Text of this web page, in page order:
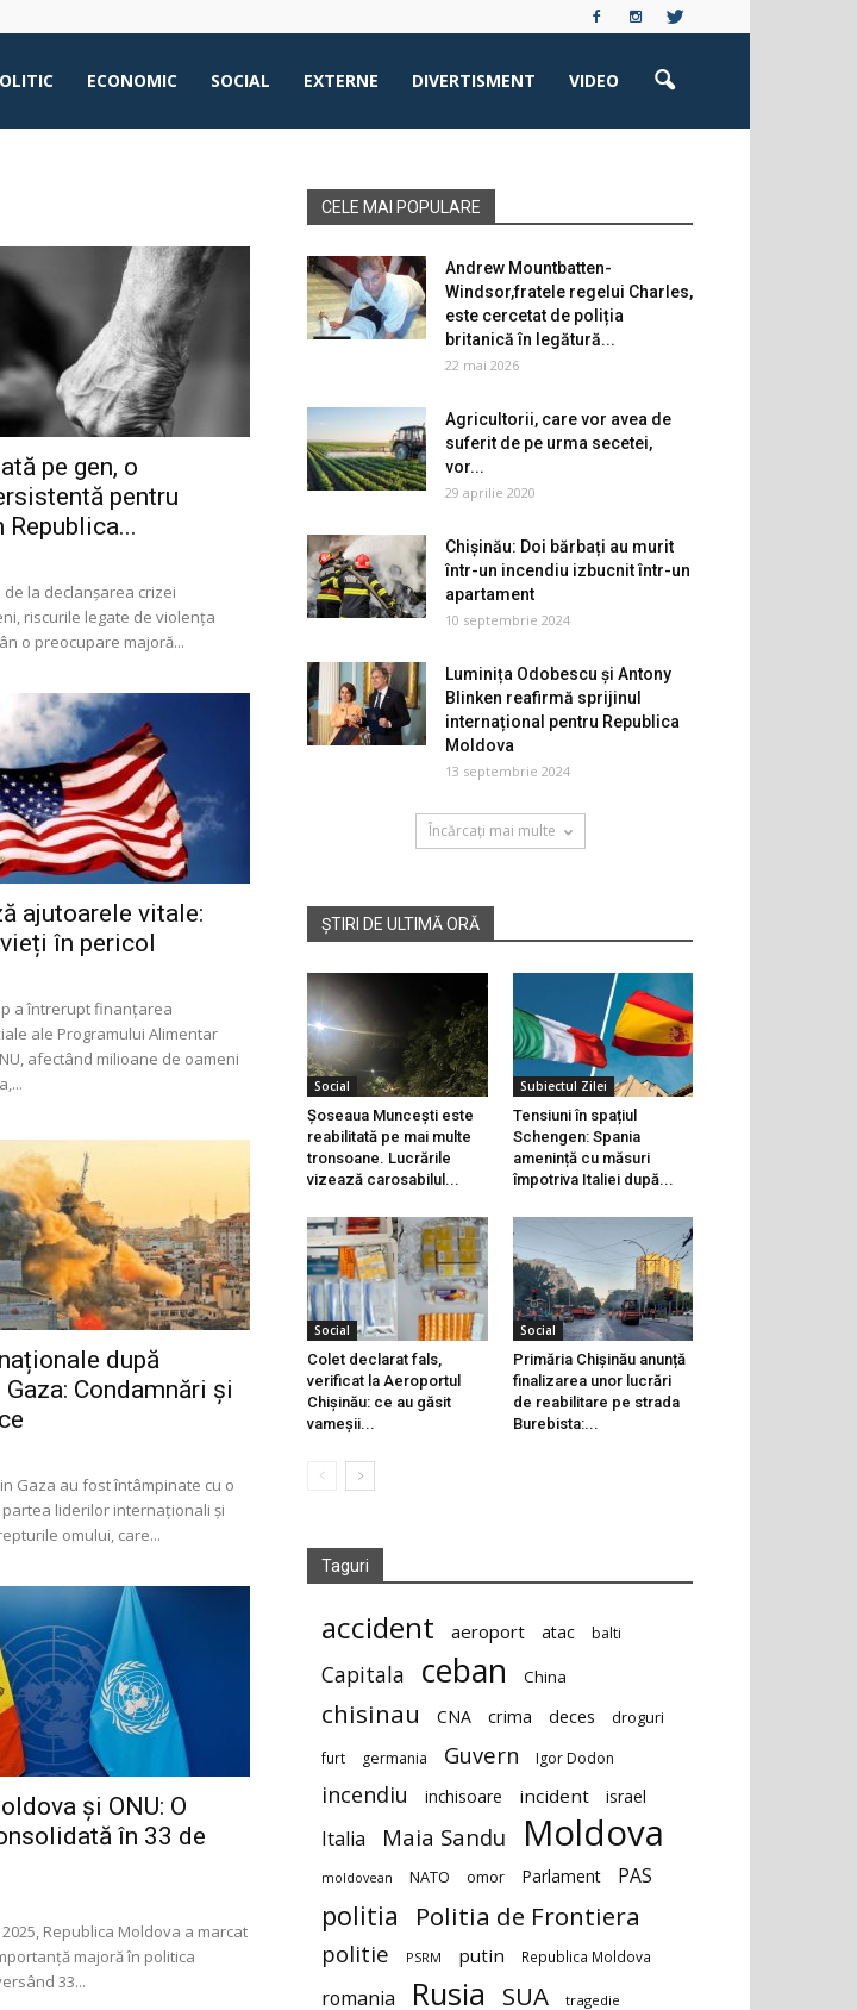
ECONOMIC SOCIAL EXTERNE DIVERTISMENT VIDEO
pe gen, o
pentru
la declanșarea crizei
riscurile legate de violența
o preocupare majoră...
ajutoarele vitale:
în pericol
a întrerupt finanțarea
ale Programului Alimentar
afectând milioane de oameni
după
Condamnări și
Gaza au fost întâmpinate cu o
liderilor internaționali și
omului, care...
și ONU: O
în 33 de
Republica Moldova a marcat
majoră în politica
33...
CELE MAI POPULARE
Andrew Mountbatten-
Windsor,fratele regelui Charles,
este cercetat de poliția
britanică în legătură...
22 mai 2026
Agricultorii, care vor avea de
suferit de pe urma secetei,
vor...
29 aprilie 2020
Chișinău: Doi bărbați au murit
într-un incendiu izbucnit într-un
apartament
10 septembrie 2024
Luminița Odobescu și Antony
Blinken reafirmă sprijinul
internațional pentru Republica
Moldova
13 septembrie 2024
Încărcați mai multe
ȘTIRI DE ULTIMĂ ORĂ
Social
Șoseaua Muncești este
reabilitată pe mai multe
tronsoane. Lucrările
vizează carosabilul...
Subiectul Zilei
Tensiuni în spațiul
Schengen: Spania
amenință cu măsuri
împotriva Italiei după...
Social
Colet declarat fals,
verificat la Aeroportul
Chișinău: ce au găsit
vameșii...
Social
Primăria Chișinău anunță
finalizarea unor lucrări
de reabilitare pe strada
Burebista:...
Taguri
accident aeroport atac balti
Capitala ceban China
chisinau CNA crima deces droguri
furt germania Guvern Igor Dodon
incendiu inchisoare incident israel
Italia Maia Sandu Moldova
moldovean NATO omor Parlament PAS
politia Politia de Frontiera
politie PSRM putin Republica Moldova
romania Rusia SUA tragedie